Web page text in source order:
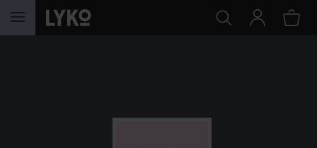
GA NAAR INHOUD